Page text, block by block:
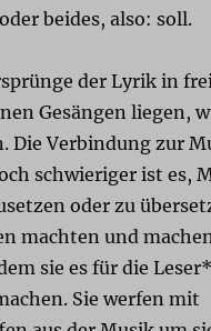
beides, also: soll.
der Lyrik in frei
Gesängen liegen,
Die Verbindung zur
schwieriger ist es,
oder zu
machten und
sie es für die
Sie werfen mit